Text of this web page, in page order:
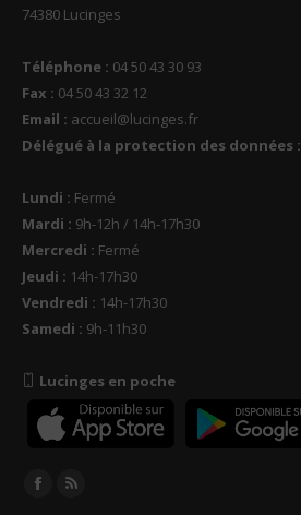
74380 Lucinges
Téléphone : 04 50 43 30 93
Fax : 04 50 43 32 12
Email : accueil@lucinges.fr
Délégué à la protection des données :
Lundi : Fermé
Mardi : 9h-12h / 14h-17h30
Mercredi : Fermé
Jeudi : 14h-17h30
Vendredi : 14h-17h30
Samedi : 9h-11h30
Lucinges en poche
Trouvez nous sur :
Facebook